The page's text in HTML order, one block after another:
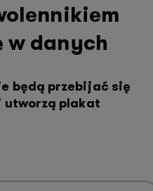
danych
będą przebijać się
utworzą plakat